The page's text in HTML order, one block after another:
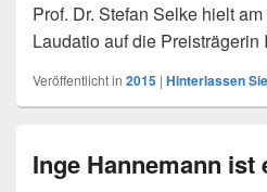
Prof. Dr. Stefan Selke hielt
Laudatio auf die Preisträgerin
Veröffentlicht in 2015 | Hinterlassen
Inge Hannemann